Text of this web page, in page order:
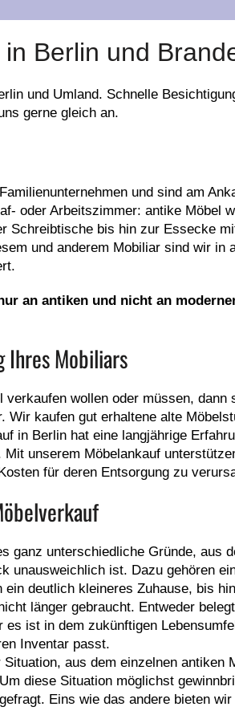
Berlin und
und Umland. Schnelle
gerne gleich an.
und sind am
oder Arbeitszimmer: antike Möbel
Schreibtische bis hin zur Essecke
und anderem Mobiliar sind wir in
an antiken und nicht an
Ihres Mobiliars
wollen oder müssen, dann
Wir kaufen gut erhaltene alte
in Berlin hat eine langjährige
unserem Möbelankauf
für deren Entsorgung zu
ganz unterschiedliche Gründe, aus
unausweichlich ist. Dazu gehören
ein deutlich kleineres Zuhause, bis
länger gebraucht. Entweder
es ist in dem zukünftigen
Inventar passt.
aus dem einzelnen antiken
diese Situation möglichst
Eins wie das andere bieten